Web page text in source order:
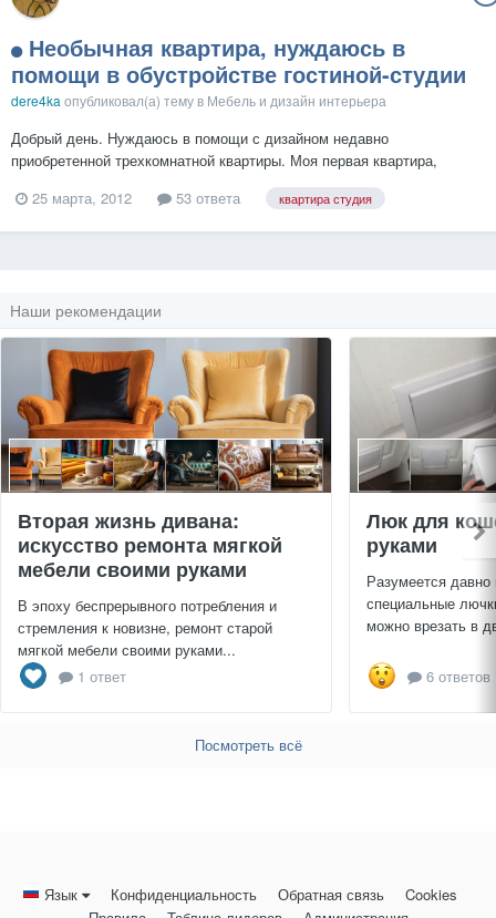
Необычная квартира, нуждаюсь в
помощи в обустройстве гостиной-студии
dere4ka опубликовал(а) тему в Мебель и дизайн интерьера
Добрый день. Нуждаюсь в помощи с дизайном недавно
приобретенной трехкомнатной квартиры. Моя первая квартира,
немцы с немецких панелей и материалов в ~1975 году при
25 марта, 2012 53 ответа квартира студия
Наши рекомендации
Вторая жизнь дивана:
искусство ремонта мягкой
мебели своими руками
В эпоху беспрерывного потребления и
стремления к новизне, ремонт старой
мягкой мебели своими руками...
1 ответ
Люк для
руками
Разумеется
специальные
можно врезать в
6 ответов
Посмотреть всё
Язык Конфиденциальность Обратная связь
Cookies